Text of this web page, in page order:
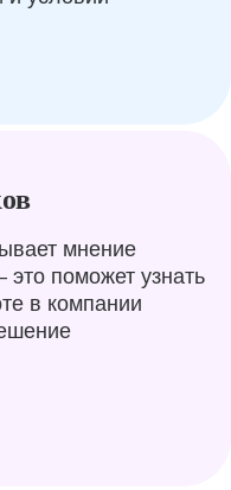
мнение
поможет узнать
в компании